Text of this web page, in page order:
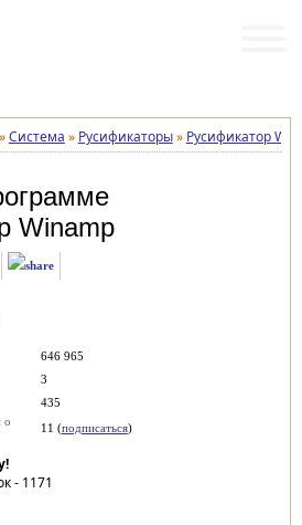
»Система » Русификаторы» Русификатор
Winamp
646 965
3
435
о
11 (подписаться)
- 1171